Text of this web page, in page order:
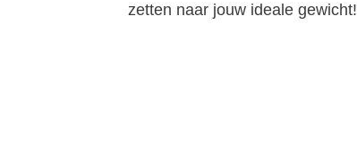
zetten naar jouw ideale gewicht!